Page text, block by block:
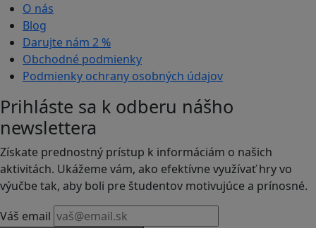
O nás
Blog
Darujte nám 2 %
Obchodné podmienky
Podmienky ochrany osobných údajov
Prihláste sa k odberu nášho
newslettera
Získate prednostný prístup k informáciám o našich
aktivitách. Ukážeme vám, ako efektívne využívať hry vo
výučbe tak, aby boli pre študentov motivujúce a prínosné.
Váš email